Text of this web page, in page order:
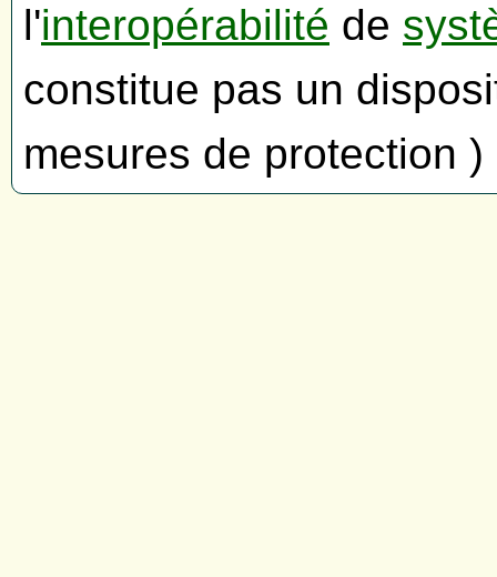
l'interopérabilité de
constitue pas un
mesures de protection )